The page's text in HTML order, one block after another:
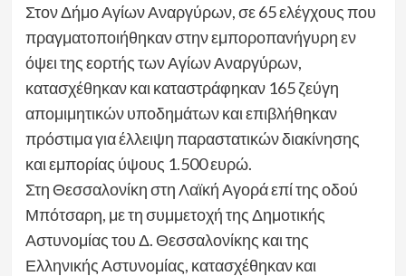
Στον Δήμο Αγίων Αναργύρων, σε 65 ελέγχους που
πραγματοποιήθηκαν στην εμποροπανήγυρη εν
όψει της εορτής των Αγίων Αναργύρων,
κατασχέθηκαν και καταστράφηκαν 165 ζεύγη
απομιμητικών υποδημάτων και επιβλήθηκαν
πρόστιμα για έλλειψη παραστατικών διακίνησης
και εμπορίας ύψους 1.500 ευρώ.
Στη Θεσσαλονίκη στη Λαϊκή Αγορά επί της οδού
Μπότσαρη, με τη συμμετοχή της Δημοτικής
Αστυνομίας του Δ. Θεσσαλονίκης και της
Ελληνικής Αστυνομίας, κατασχέθηκαν και